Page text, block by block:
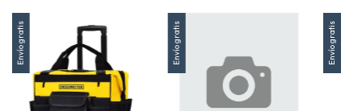
Envío gratis Envío gratis Envío gratis